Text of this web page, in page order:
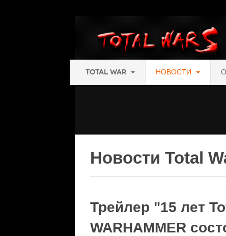
TOTAL WAR НОВОСТИ
Новости Total
Трейлер "15 лет
WARHAMMER